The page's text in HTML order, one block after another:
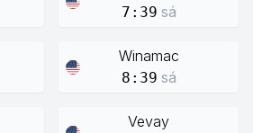
7:39 sá
Winamac
8:39 sá
Vevay